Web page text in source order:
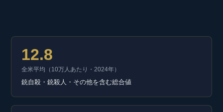
12.8
全米平均（10万人あたり・2024年）
銃自殺・銃殺人・その他を含む総合値